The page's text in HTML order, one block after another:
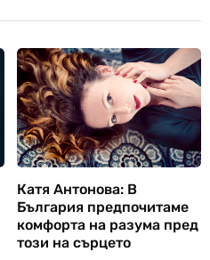
Катя Антонова: В
България предпочитаме
комфорта на разума пред
този на сърцето